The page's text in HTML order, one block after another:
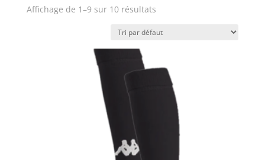
Affichage de 1–9 sur 10 résultats